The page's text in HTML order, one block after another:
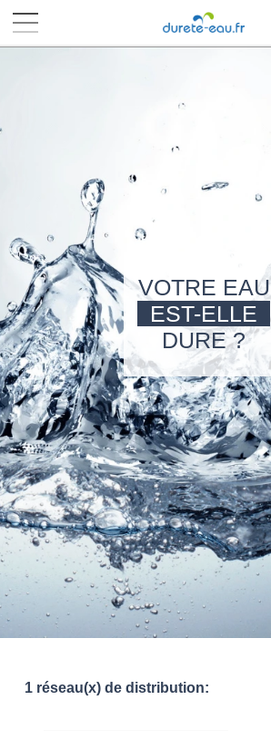
VOTRE EAU
EST-ELLE
DURE ?
1 réseau(x) de distribution: